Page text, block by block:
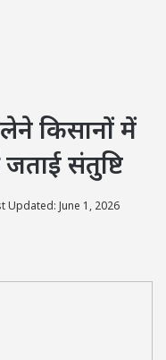
किसानों में
संतुष्टि
Updated: June 1, 2026